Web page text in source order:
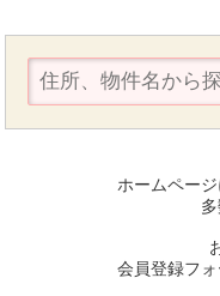
ホームペー
会員登録フォ